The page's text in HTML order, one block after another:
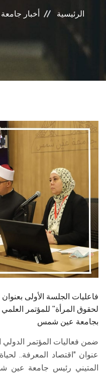
الرئيسية أخبار
فاعليات الجلسة الأولى
لحقوق المرأة" للمؤتمر
بجامعة عين شمس
ضمن فعاليات المؤتمر
عنوان "اقتصاد المعرفة..
المتيني رئيس جامعة عين